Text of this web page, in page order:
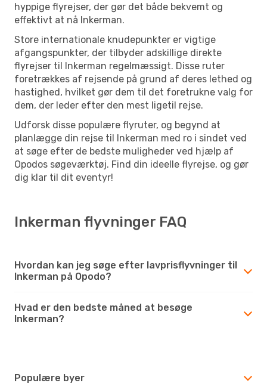
hyppige flyrejser, der gør det både bekvemt og
effektivt at nå Inkerman.
Store internationale knudepunkter er vigtige
afgangspunkter, der tilbyder adskillige direkte
flyrejser til Inkerman regelmæssigt. Disse ruter
foretrækkes af rejsende på grund af deres lethed og
hastighed, hvilket gør dem til det foretrukne valg for
dem, der leder efter den mest ligetil rejse.
Udforsk disse populære flyruter, og begynd at
planlægge din rejse til Inkerman med ro i sindet ved
at søge efter de bedste muligheder ved hjælp af
Opodos søgeværktøj. Find din ideelle flyrejse, og gør
dig klar til dit eventyr!
Inkerman flyvninger FAQ
Hvordan kan jeg søge efter lavprisflyvninger til
Inkerman på Opodo?
Hvad er den bedste måned at besøge
Inkerman?
Populære byer